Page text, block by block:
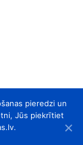
pieredzi un
Jūs piekrītiet